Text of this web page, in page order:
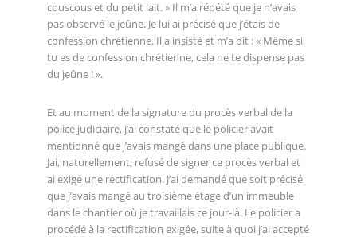
couscous et du petit lait. » Il m’a répété que je n’avais
pas observé le jeûne. Je lui ai précisé que j’étais de
confession chrétienne. Il a insisté et m’a dit : « Même si
tu es de confession chrétienne, cela ne te dispense pas
du jeûne ! ».
Et au moment de la signature du procès verbal de la
police judiciaire, j’ai constaté que le policier avait
mentionné que j’avais mangé dans une place publique.
Jai, naturellement, refusé de signer ce procès verbal et
ai exigé une rectification. J’ai demandé que soit précisé
que j’avais mangé au troisième étage d’un immeuble
dans le chantier où je travaillais ce jour-là. Le policier a
procédé à la rectification exigée, suite à quoi j’ai accepté